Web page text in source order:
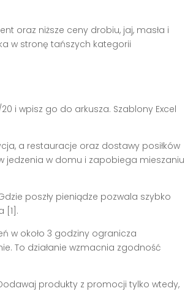
oraz niższe ceny drobiu, jaj, masła i
w stronę tańszych kategorii
i wpisz go do arkusza. Szablony Excel
a restauracje oraz dostawy posiłków
jedzenia w domu i zapobiega mieszaniu
poszły pieniądze pozwala szybko
[1].
w około 3 godziny ogranicza
To działanie wzmacnia zgodność
produkty z promocji tylko wtedy,